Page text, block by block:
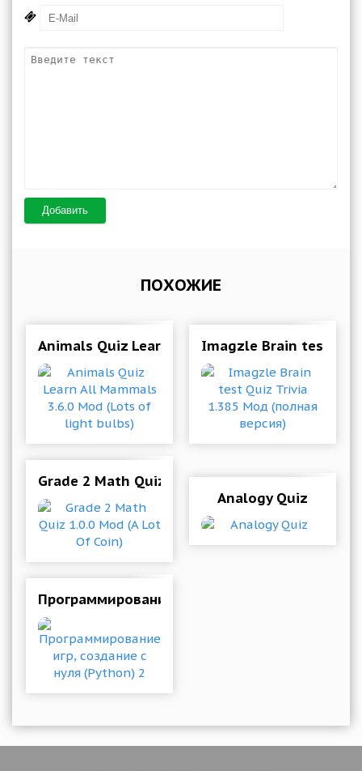
Добавить
ПОХОЖИЕ
Animals Quiz Learn All Mammals 3.6.0 Mod
Imagzle Brain test
Grade 2 Math Quiz 1.0.0 Mod (A Lot Of Coin)
Analogy Quiz
Программирование игр, создание с нуля